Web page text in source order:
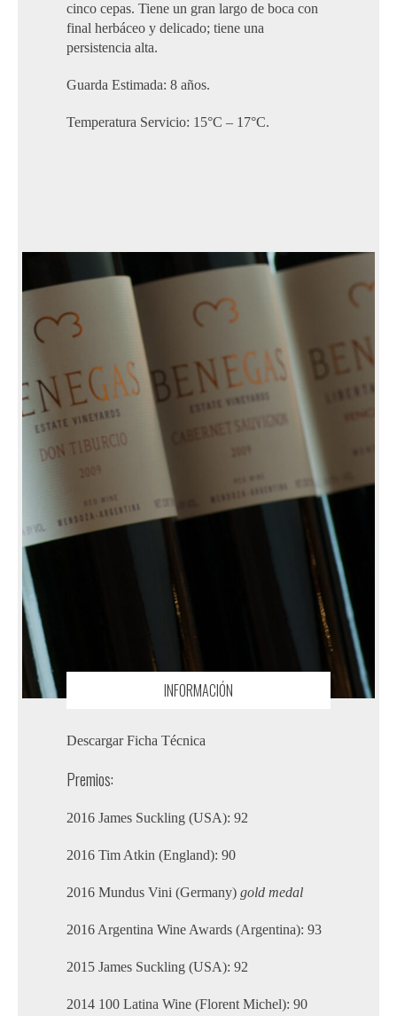
cinco cepas. Tiene un gran largo de boca con
final herbáceo y delicado; tiene una
persistencia alta.
Guarda Estimada: 8 años.
Temperatura Servicio: 15°C – 17°C.
INFORMACIÓN
Descargar Ficha Técnica
Premios:
2016 James Suckling (USA): 92
2016 Tim Atkin (England): 90
2016 Mundus Vini (Germany)gold medal
2016 Argentina Wine Awards (Argentina): 93
2015 James Suckling (USA): 92
2014 100 Latina Wine (Florent Michel): 90